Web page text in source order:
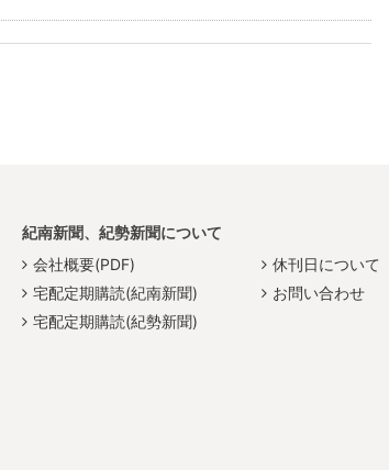
紀南新聞、紀勢新聞について
会社概要(PDF)
宅配定期購読(紀南新聞)
宅配定期購読(紀勢新聞)
休刊日について
お問い合わせ